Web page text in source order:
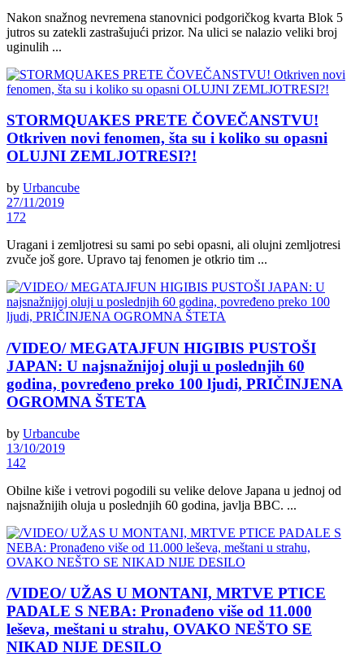
Nakon snažnog nevremena stanovnici podgoričkog kvarta Blok 5
jutros su zatekli zastrašujući prizor. Na ulici se nalazio veliki broj
uginulih ...
STORMQUAKES PRETE ČOVEČANSTVU!
Otkriven novi fenomen, šta su i koliko su opasni
OLUJNI ZEMLJOTRESI?!
by Urbancube
27/11/2019
172
Uragani i zemljotresi su sami po sebi opasni, ali olujni zemljotresi
zvuče još gore. Upravo taj fenomen je otkrio tim ...
/VIDEO/ MEGATAJFUN HIGIBIS PUSTOŠI
JAPAN: U najsnažnijoj oluji u poslednjih 60
godina, povređeno preko 100 ljudi, PRIČINJENA
OGROMNA ŠTETA
by Urbancube
13/10/2019
142
Obilne kiše i vetrovi pogodili su velike delove Japana u jednoj od
najsnažnijih oluja u poslednjih 60 godina, javlja BBC. ...
/VIDEO/ UŽAS U MONTANI, MRTVE PTICE
PADALE S NEBA: Pronađeno više od 11.000
leševa, meštani u strahu, OVAKO NEŠTO SE
NIKAD NIJE DESILO